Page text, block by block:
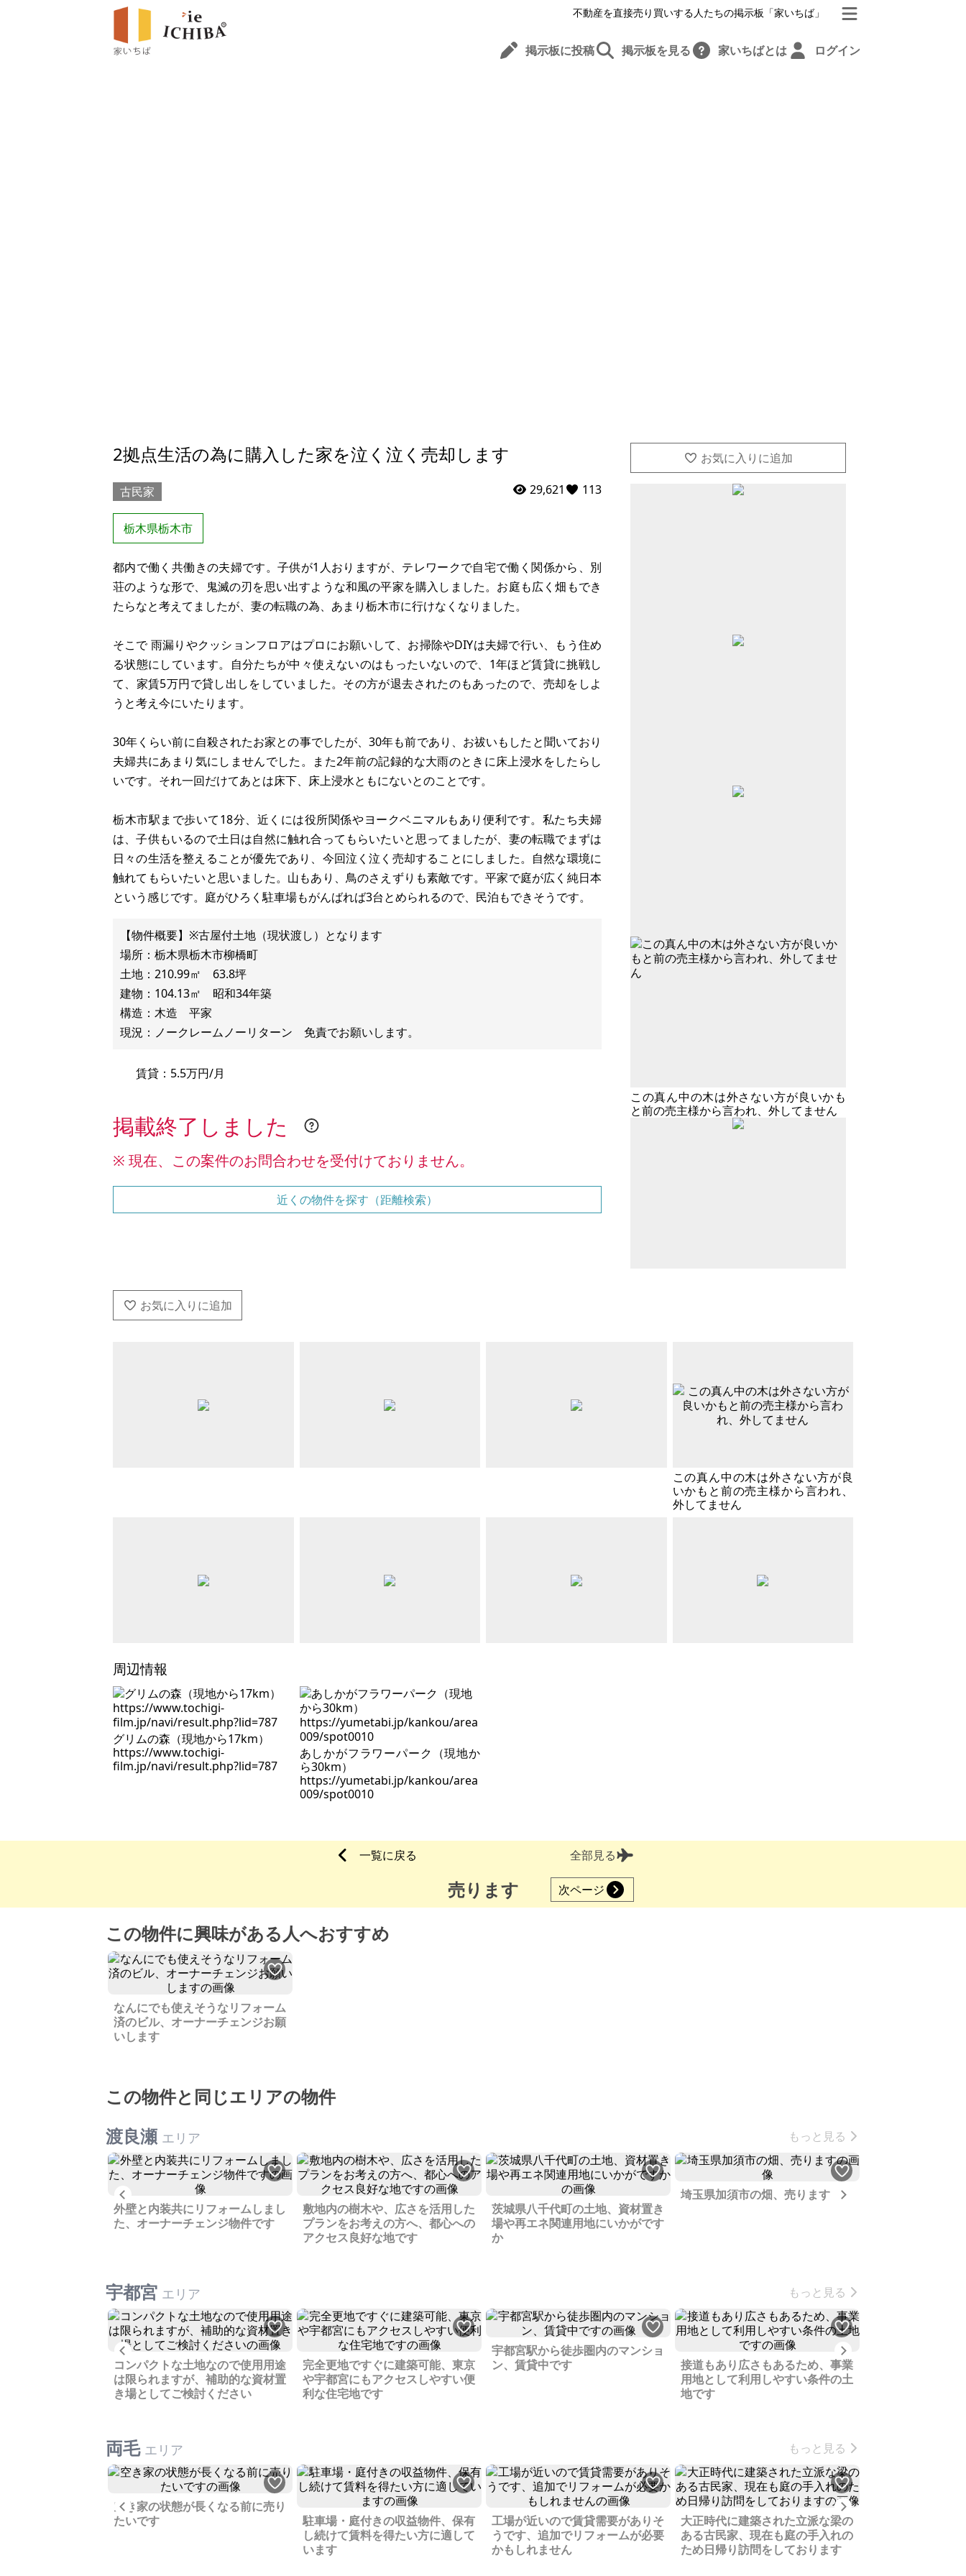
不動産を直接売り買いする人たちの掲示板「家いちば」
掲示板に投稿 掲示板を見る 家いちばとは ログイン
2拠点生活の為に購入した家を泣く泣く売却します
古民家
栃木県栃木市
29,621 113
都内で働く共働きの夫婦です。子供が1人おりますが、テレワークで自宅で働く関係から、別
荘のような形で、鬼滅の刃を思い出すような和風の平家を購入しました。お庭も広く畑もでき
たらなと考えてましたが、妻の転職の為、あまり栃木市に行けなくなりました。
そこで 雨漏りやクッションフロアはプロにお願いして、お掃除やDIYは夫婦で行い、もう住め
る状態にしています。自分たちが中々使えないのはもったいないので、1年ほど賃貸に挑戦し
て、家賃5万円で貸し出しをしていました。その方が退去されたのもあったので、売却をしよ
うと考え今にいたります。
30年くらい前に自殺されたお家との事でしたが、30年も前であり、お祓いもしたと聞いており
夫婦共にあまり気にしませんでした。また2年前の記録的な大雨のときに床上浸水をしたらし
いです。それ一回だけてあとは床下、床上浸水ともにないとのことです。
栃木市駅まで歩いて18分、近くには役所関係やヨークベニマルもあり便利です。私たち夫婦
は、子供もいるので土日は自然に触れ合ってもらいたいと思ってましたが、妻の転職でまずは
日々の生活を整えることが優先であり、今回泣く泣く売却することにしました。自然な環境に
触れてもらいたいと思いました。山もあり、鳥のさえずりも素敵です。平家で庭が広く純日本
という感じです。庭がひろく駐車場もがんばれば3台とめられるので、民泊もできそうです。
【物件概要】※古屋付土地（現状渡し）となります
場所：栃木県栃木市柳橋町
土地：210.99㎡ 63.8坪
建物：104.13㎡ 昭和34年築
構造：木造 平家
賃貸：5.5万円/月
掲載終了しました
※ 現在、この案件のお問合わせを受付けておりません。
近くの物件を探す（距離検索）
この真ん中の木は外さない方が良いかも
と前の売主様から言われ、外してません
この真ん中の木は外さない方が良
いかもと前の売主様から言われ、
外してません
周辺情報
グリムの森（現地から17km）
https://www.tochigi-
film.jp/navi/result.php?lid=787
あしかがフラワーパーク（現地か
ら30km）
https://yumetabi.jp/kankou/area
009/spot0010
一覧に戻る 全部見る
売ります 次ページ
この物件に興味がある人へおすすめ
なんにでも使えそうなリフォーム
済のビル、オーナーチェンジお願
いします
この物件と同じエリアの物件
渡良瀬 エリア もっと見る
外壁と内装共にリフォームしまし
た、オーナーチェンジ物件です
敷地内の樹木や、広さを活用した
プランをお考えの方へ、都心への
アクセス良好な地です
茨城県八千代町の土地、資材置き
場や再エネ関連用地にいかがです
か
埼玉県加須市の畑、売ります
宇都宮 エリア もっと見る
Previous
コンパクトな土地なので使用用途
は限られますが、補助的な資材置
き場としてご検討ください
完全更地ですぐに建築可能、東京
や宇都宮にもアクセスしやすい便
利な住宅地です
宇都宮駅から徒歩圏内のマンショ
ン、賃貸中です
接道もあり広さもあるため、事業
用地として利用しやすい条件の土
地です
両毛 エリア もっと見る
Previous
空き家の状態が長くなる前に売り
たいです
駐車場・庭付きの収益物件、保有
し続けて賃料を得たい方に適して
います
工場が近いので賃貸需要がありそ
うです、追加でリフォームが必要
かもしれません
大正時代に建築された立派な梁の
ある古民家、現在も庭の手入れの
ため日帰り訪問をしております
Next